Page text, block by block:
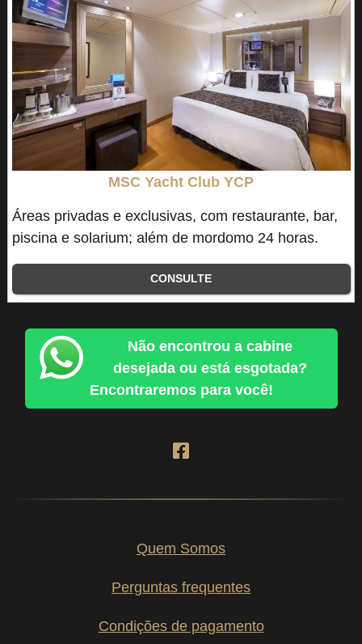
MSC Yacht Club YCP
Áreas privadas e exclusivas, com restaurante, bar,
piscina e solarium; além de mordomo 24 horas.
CONSULTE
Não encontrou a cabine
desejada ou está esgotada?
Encontraremos para você!
Quem Somos
Perguntas frequentes
Condições de pagamento